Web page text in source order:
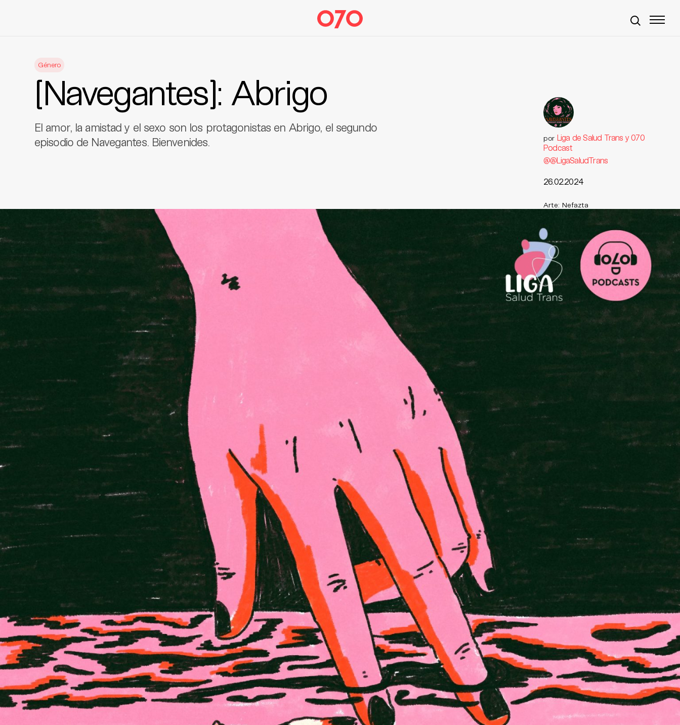
Género
[Navegantes]: Abrigo
El amor, la amistad y el sexo son los protagonistas en Abrigo, el segundo
episodio de Navegantes. Bienvenides.
por Liga de Salud Trans y 070
Podcast
@@LigaSaludTrans
26.02.2024
Arte: Nefazta